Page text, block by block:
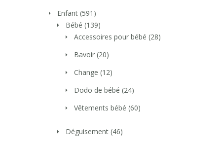
Enfant (591)
Bébé (139)
Accessoires pour bébé (28)
Bavoir (20)
Change (12)
Dodo de bébé (24)
Vêtements bébé (60)
Déguisement (46)